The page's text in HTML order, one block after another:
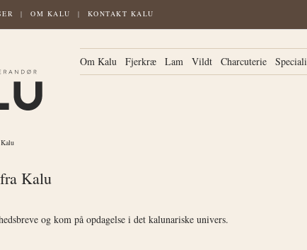
OM KALU KONTAKT KALU
Om Kalu Fjerkræ Lam Vildt Charcuterie
Kalu
og kom på opdagelse i det kalunariske univers.